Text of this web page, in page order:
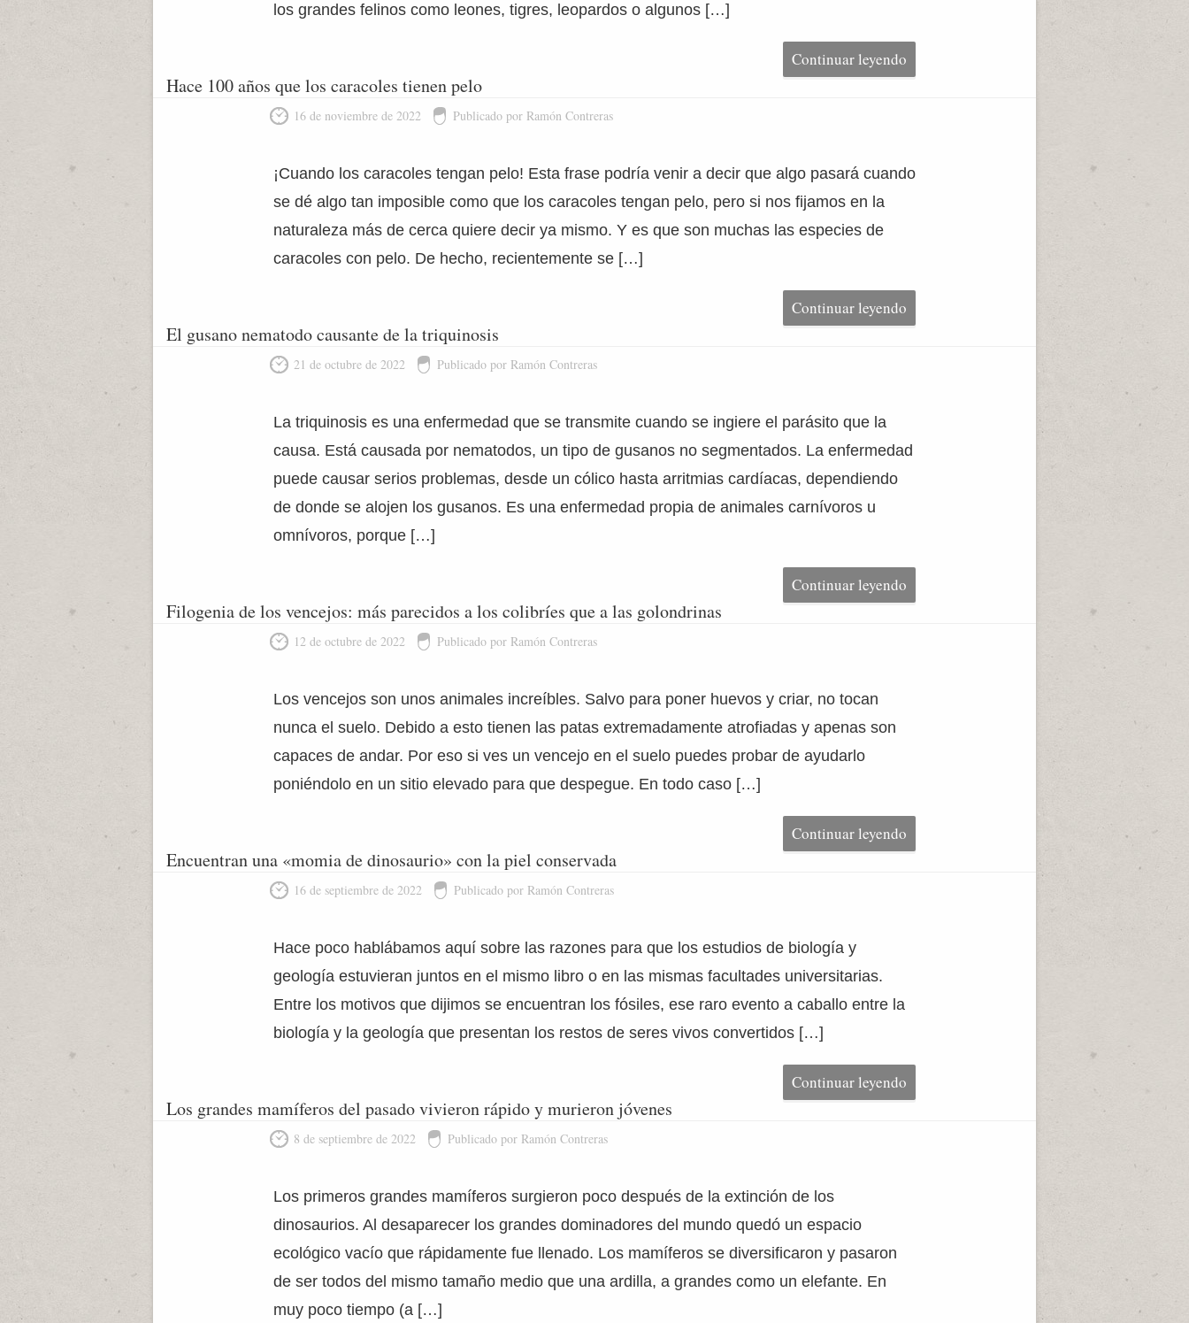
los grandes felinos como leones, tigres, leopardos o algunos […]
Continuar leyendo
Hace 100 años que los caracoles tienen pelo
16 de noviembre de 2022 Publicado por Ramón Contreras
¡Cuando los caracoles tengan pelo! Esta frase podría venir a decir que algo pasará cuando
se dé algo tan imposible como que los caracoles tengan pelo, pero si nos fijamos en la
naturaleza más de cerca quiere decir ya mismo. Y es que son muchas las especies de
caracoles con pelo. De hecho, recientemente se […]
Continuar leyendo
El gusano nematodo causante de la triquinosis
21 de octubre de 2022 Publicado por Ramón Contreras
La triquinosis es una enfermedad que se transmite cuando se ingiere el parásito que la
causa. Está causada por nematodos, un tipo de gusanos no segmentados. La enfermedad
puede causar serios problemas, desde un cólico hasta arritmias cardíacas, dependiendo
de donde se alojen los gusanos. Es una enfermedad propia de animales carnívoros u
omnívoros, porque […]
Continuar leyendo
Filogenia de los vencejos: más parecidos a los colibríes que a las golondrinas
12 de octubre de 2022 Publicado por Ramón Contreras
Los vencejos son unos animales increíbles. Salvo para poner huevos y criar, no tocan
nunca el suelo. Debido a esto tienen las patas extremadamente atrofiadas y apenas son
capaces de andar. Por eso si ves un vencejo en el suelo puedes probar de ayudarlo
poniéndolo en un sitio elevado para que despegue. En todo caso […]
Continuar leyendo
Encuentran una «momia de dinosaurio» con la piel conservada
16 de septiembre de 2022 Publicado por Ramón Contreras
Hace poco hablábamos aquí sobre las razones para que los estudios de biología y
geología estuvieran juntos en el mismo libro o en las mismas facultades universitarias.
Entre los motivos que dijimos se encuentran los fósiles, ese raro evento a caballo entre la
biología y la geología que presentan los restos de seres vivos convertidos […]
Continuar leyendo
Los grandes mamíferos del pasado vivieron rápido y murieron jóvenes
8 de septiembre de 2022 Publicado por Ramón Contreras
Los primeros grandes mamíferos surgieron poco después de la extinción de los
dinosaurios. Al desaparecer los grandes dominadores del mundo quedó un espacio
ecológico vacío que rápidamente fue llenado. Los mamíferos se diversificaron y pasaron
de ser todos del mismo tamaño medio que una ardilla, a grandes como un elefante. En
muy poco tiempo (a […]